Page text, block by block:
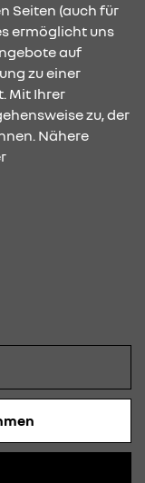
E-Tech mit
Seiten (auch für
ermöglicht uns
auf
zu einer
Mit Ihrer
zu, der
Nähere